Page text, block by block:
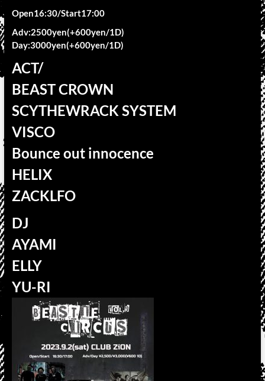
Open16:30/Start17:00
Adv:2500yen(+600yen/1D)
Day:3000yen(+600yen/1D)
ACT/
BEAST CROWN
SCYTHEWRACK SYSTEM
VISCO
Bounce out innocence
HELIX
ZACKLFO
DJ
AYAMI
ELLY
YU-RI